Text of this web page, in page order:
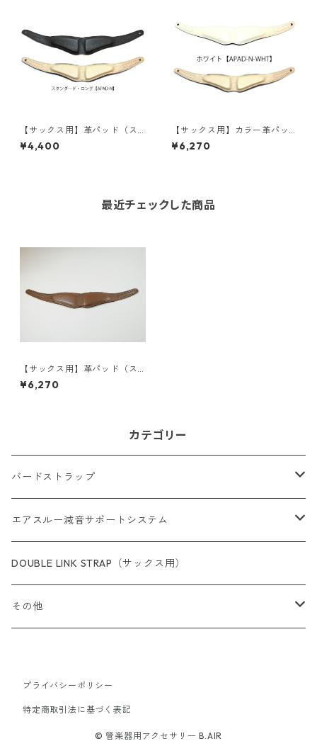
【サックス用】革パッド（ス
タンダード/スリム）
¥4,400
【サックス用】カラー革パッ
ド（スタンダード）【全12
色】
¥6,270
最近チェックした商品
【サックス用】革パッド（ス
タンダード/スリム）【限定
色：カンゴ】
¥6,270
カテゴリー
バードストラップ
サックス用
完成品（すべての商品）
完成品（ウォッシャブル）
完成品（ブレードクリンチタイプ）
ショルダー（サックス／ファゴット用）
完成品
クラリネット用
カスタムパーツ/アクセサリー
ストラップ
カスタムパーツ
有料ラッピング（ギフトボックス）
エアスルー減音サポートシステム
エアスルー・リード
エアスルー・ミュートバッグ
エアスルー・パッチ
DOUBLE LINK STRAP（サックス用）
その他
カラーリングパッド（トランペット用）
シェルシール（トランペット用）
プライバシーポリシー
特定商取引法に基づく表記
© 管楽器用アクセサリー B.AIR